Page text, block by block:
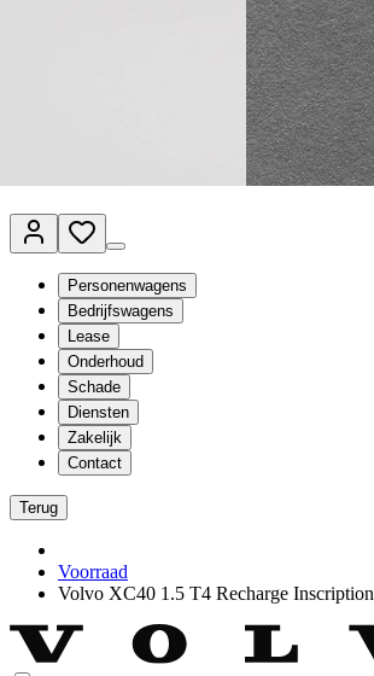
Van Mossel Automotive Group
Personenwagens
Bedrijfswagens
Lease
Onderhoud
Schade
Diensten
Zakelijk
Contact
Terug
Voorraad
Volvo XC40 1.5 T4 Recharge Inscription